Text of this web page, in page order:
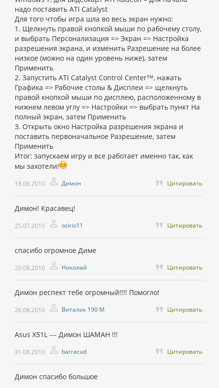
надо поставить ATI Catalyst
Для того чтобы игра шла во весь экран нужно:
1. Щелкнуть правой кнопкой мыши по рабочему столу,
и выбрать Персонализация => Экран => Настройка
разрешения экрана, и изменить Разрешение на более
низкое (можно на один уровень ниже), затем
Применить
2. Запустить ATI Catalyst Control Center™, нажать
Графика => Рабочие столы & Дисплеи => щелкнуть
правой кнопкой мыши по дисплею, расположенному в
нижнем левом углу => Настройки => выбрать пункт На
полный экран, затем Применить
3. Открыть окно Настройка разрешения экрана и
поставить первоначальное Разрешение, затем
Применить
Итог: запускаем игру и все работает именно так, как
мы захотели!
18.06.2010 Димон Цитировать
Димон! Красавец!
25.07.2010 oziris11 Цитировать
спасибо огромное Диме
20.08.2010 Николай Цитировать
Димон респект тебе огромный!!!! Помогло!
26.08.2010 Виталик 190 M Цитировать
Asus X51L --- Димон ШАМАН !!!
31.08.2010 barracud Цитировать
Димон спасибо большое